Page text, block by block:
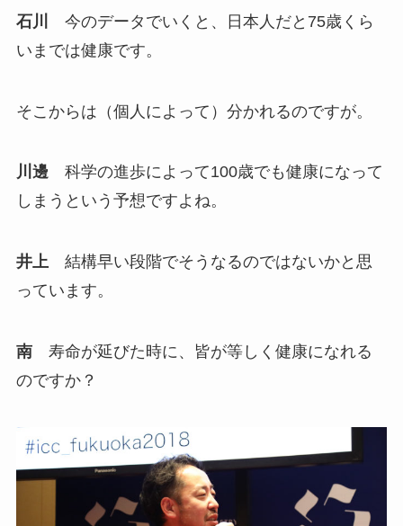
石川
今のデータでいくと、日本人だと75歳くら
いまでは健康です。
そこからは（個人によって）分かれるのですが。
川邊科学の進歩によって100歳でも健康になって
しまうという予想ですよね。
井上結構早い段階でそうなるのではないかと思
っています。
南寿命が延びた時に、皆が等しく健康になれる
のですか？